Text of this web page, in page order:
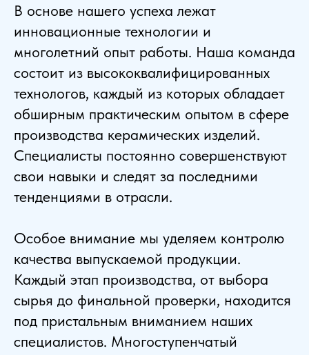
В основе нашего успеха лежат
инновационные технологии и
многолетний опыт работы. Наша команда
состоит из высококвалифицированных
технологов, каждый из которых обладает
обширным практическим опытом в сфере
производства керамических изделий.
Специалисты постоянно совершенствуют
свои навыки и следят за последними
тенденциями в отрасли.
Особое внимание мы уделяем контролю
качества выпускаемой продукции.
Каждый этап производства, от выбора
сырья до финальной проверки, находится
под пристальным вниманием наших
специалистов. Многоступенчатый